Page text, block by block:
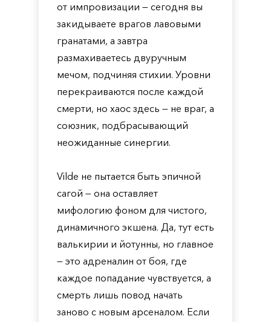
от импровизации — сегодня вы
закидываете врагов лавовыми
гранатами, а завтра
размахиваетесь двуручным
мечом, подчиняя стихии. Уровни
перекраиваются после каждой
смерти, но хаос здесь — не враг, а
союзник, подбрасывающий
неожиданные синергии.
Vilde не пытается быть эпичной
сагой — она оставляет
мифологию фоном для чистого,
динамичного экшена. Да, тут есть
валькирии и йотунны, но главное
— это адреналин от боя, где
каждое попадание чувствуется, а
смерть лишь повод начать
заново с новым арсеналом. Если